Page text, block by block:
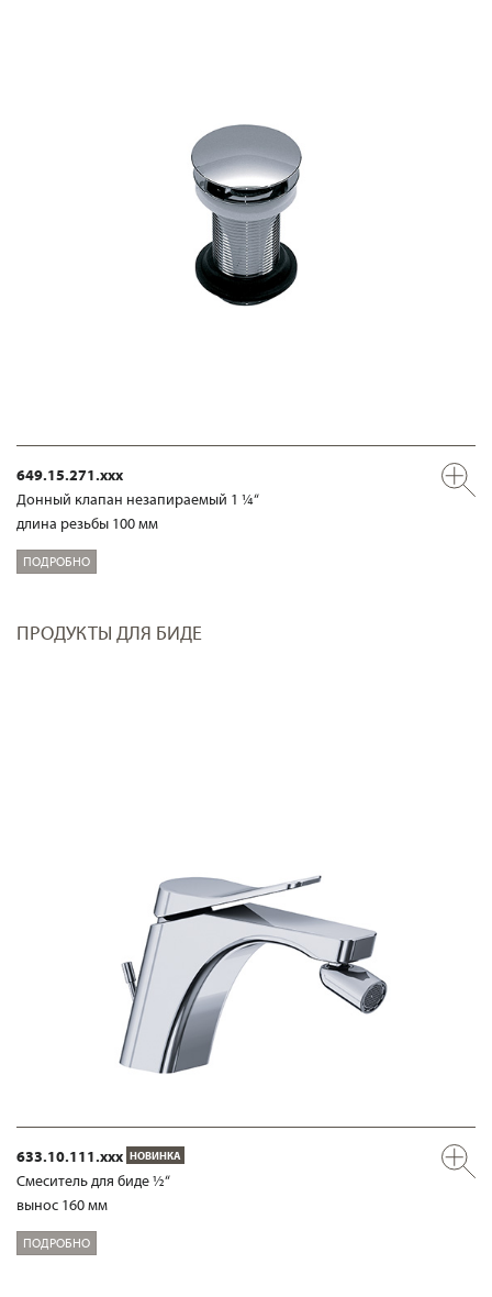
649.15.271.xxx
Донный клапан незапираемый 1 ¼“
длина резьбы 100 мм
ПОДРОБНО
ПРОДУКТЫ ДЛЯ БИДЕ
633.10.111.xxx НОВИНКА
Смеситель для биде ½“
вынос 160 мм
ПОДРОБНО